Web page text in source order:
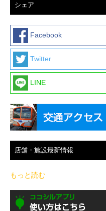
シェア
Facebook
Twitter
LINE
店舗・施設最新情報
もっと読む